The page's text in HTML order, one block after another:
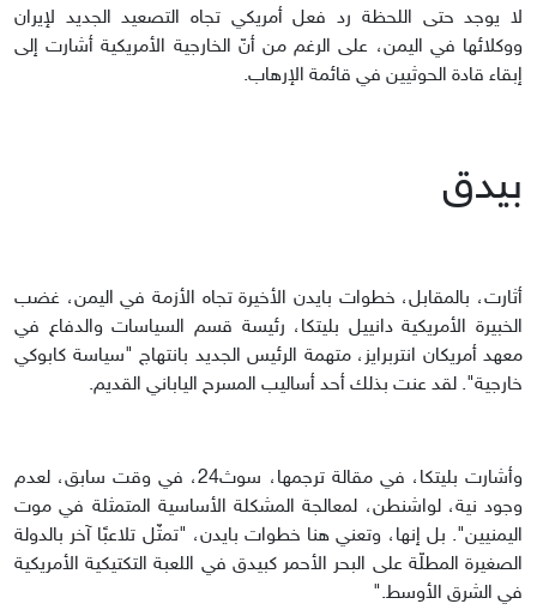
لا يوجد حتى اللحظة رد فعل أمريكي تجاه التصعيد الجديد لإيران
ووكلائها في اليمن، على الرغم من أنّ الخارجية الأمريكية أشارت إلى
إبقاء قادة الحوثيين في قائمة الإرهاب.
بيدق
أثارت، بالمقابل، خطوات بايدن الأخيرة تجاه الأزمة في اليمن، غضب
الخبيرة الأمريكية دانييل بليتكا، رئيسة قسم السياسات والدفاع في
معهد أمريكان انتربرايز، متهمة الرئيس الجديد بانتهاج "سياسة كابوكي
خارجية". لقد عنت بذلك أحد أساليب المسرح الياباني القديم.
وأشارت بليتكا، في مقالة ترجمها، سوث24، في وقت سابق، لعدم
وجود نية، لواشنطن، لمعالجة المشكلة الأساسية المتمثلة في موت
اليمنيين". بل إنها، وتعني هنا خطوات بايدن، "تمثّل تلاعبًا آخر بالدولة
الصغيرة المطلّة على البحر الأحمر كبيدق في اللعبة التكتيكية الأمريكية
في الشرق الأوسط."